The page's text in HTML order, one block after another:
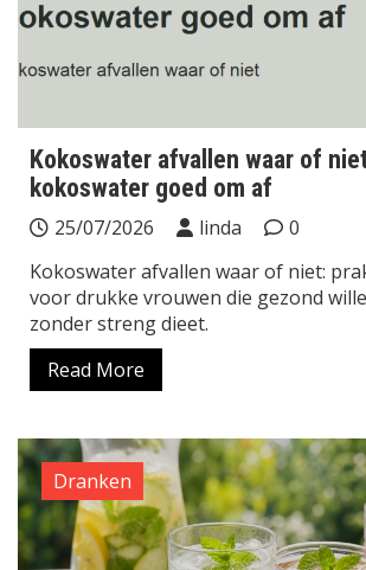
Kokoswater afvallen waar of
kokoswater goed om af
25/07/2026 linda
0
Kokoswater afvallen waar of niet:
voor drukke vrouwen die gezond
zonder streng dieet.
Read More
Dranken